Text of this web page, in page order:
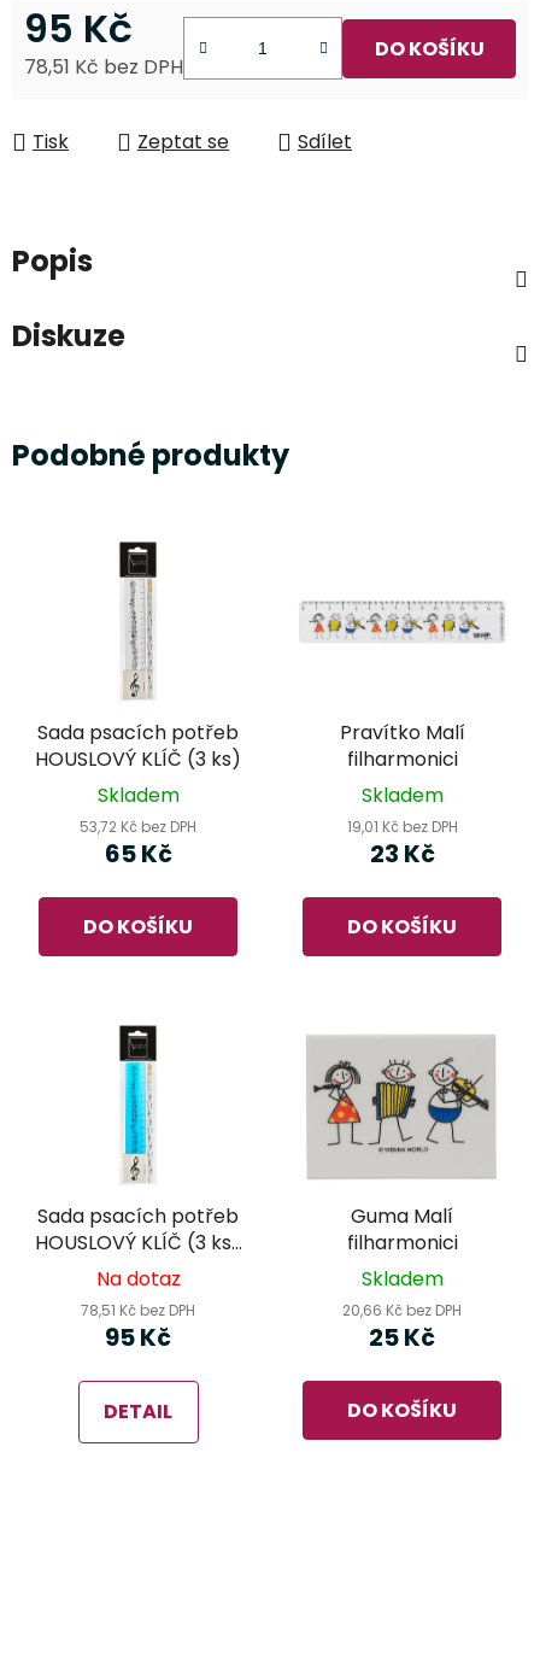
95 Kč
78,51 Kč bez DPH
DO KOŠÍKU
Tisk Zeptat se Sdílet
Popis
Diskuze
Podobné produkty
Sada psacích potřeb
HOUSLOVÝ KLÍČ (3 ks)
Skladem
53,72 Kč bez DPH
65 Kč
DO KOŠÍKU
Pravítko Malí
filharmonici
Skladem
19,01 Kč bez DPH
23 Kč
DO KOŠÍKU
Sada psacích potřeb
HOUSLOVÝ KLÍČ (3 ks)
- modrá
Na dotaz
78,51 Kč bez DPH
95 Kč
DETAIL
Guma Malí
filharmonici
Skladem
20,66 Kč bez DPH
25 Kč
DO KOŠÍKU